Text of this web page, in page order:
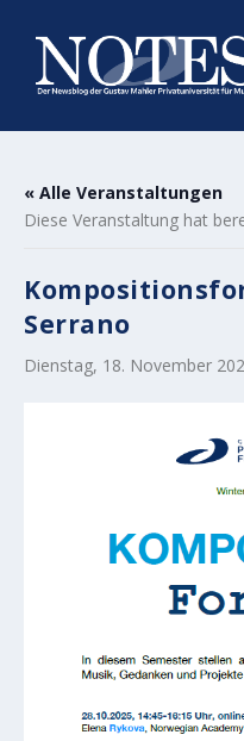
« Alle Veranstaltungen
Diese Veranstaltung hat
Serrano
Dienstag, 18. November